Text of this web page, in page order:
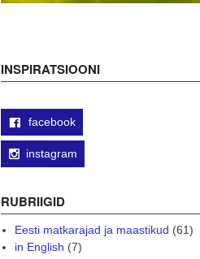
INSPIRATSIOONI
facebook
instagram
RUBRIIGID
Eesti matkarajad ja maastikud (61)
in English (7)